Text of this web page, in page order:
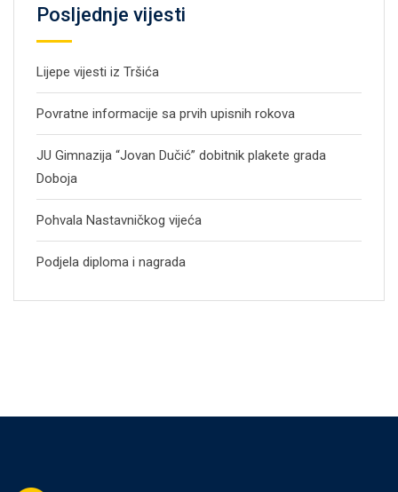
Posljednje vijesti
Lijepe vijesti iz Tršića
Povratne informacije sa prvih upisnih rokova
JU Gimnazija “Jovan Dučić” dobitnik plakete grada
Doboja
Pohvala Nastavničkog vijeća
Podjela diploma i nagrada